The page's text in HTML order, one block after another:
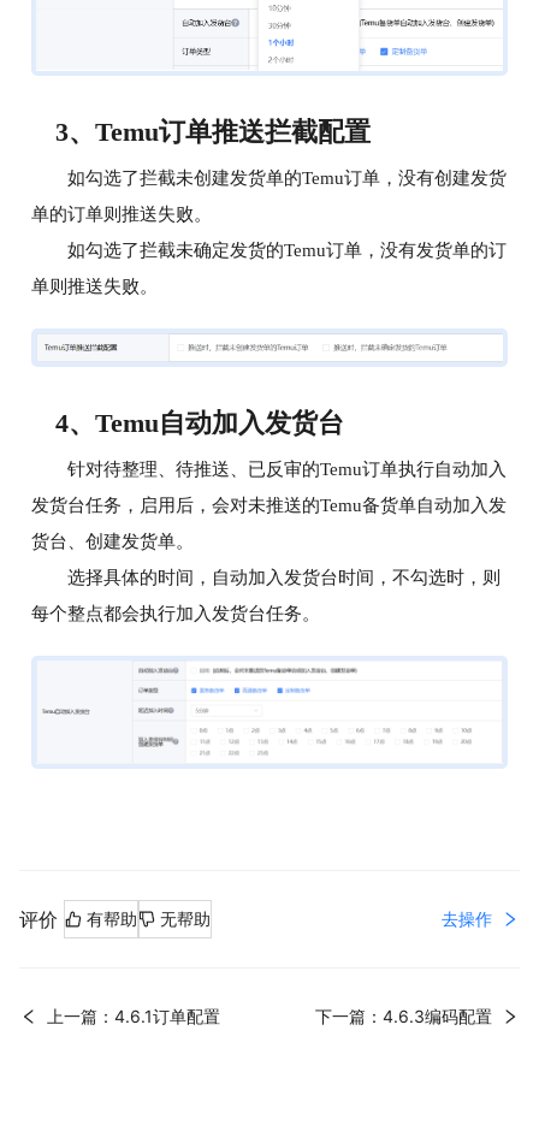
3、Temu订单推送拦截配置
如勾选了拦截未创建发货单的Temu订单，没有创建发货
单的订单则推送失败。
如勾选了拦截未确定发货的Temu订单，没有发货单的订
单则推送失败。
4、Temu自动加入发货台
针对待整理、待推送、已反审的Temu订单执行自动加入
发货台任务，启用后，会对未推送的Temu备货单自动加入发
货台、创建发货单。
选择具体的时间，自动加入发货台时间，不勾选时，则
每个整点都会执行加入发货台任务。
评价 有帮助 无帮助 去操作
上一篇：4.6.1订单配置 下一篇：4.6.3编码配置